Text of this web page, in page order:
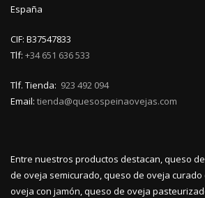
España
CIF: B37547833
Tlf: +34 651 636 533
Tlf. Tienda: 923 492 094
Email: tienda@quesospeinaovejas.com
Entre nuestros productos destacan, queso
de oveja semicurado, queso de oveja
oveja con jamón, queso de oveja